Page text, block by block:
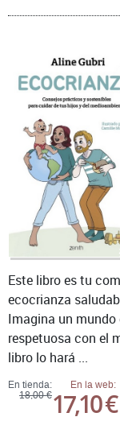
En tienda:
18,00 €
En la web:
17,10 €
Este libro es tu
ecocrianza
Imagina un
respetuosa con el
libro lo hará ...